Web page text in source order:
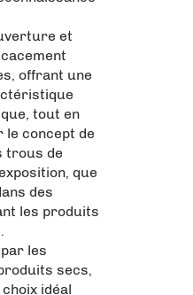
et
offrant une
tout en
le concept de
trous de
que
des
les produits
les
secs,
idéal